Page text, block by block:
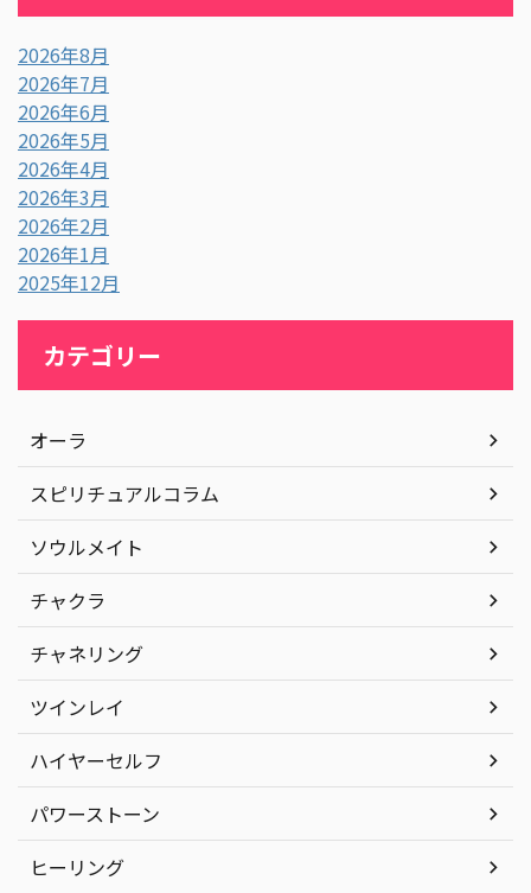
2026年8月
2026年7月
2026年6月
2026年5月
2026年4月
2026年3月
2026年2月
2026年1月
2025年12月
カテゴリー
オーラ
スピリチュアルコラム
ソウルメイト
チャクラ
チャネリング
ツインレイ
ハイヤーセルフ
パワーストーン
ヒーリング